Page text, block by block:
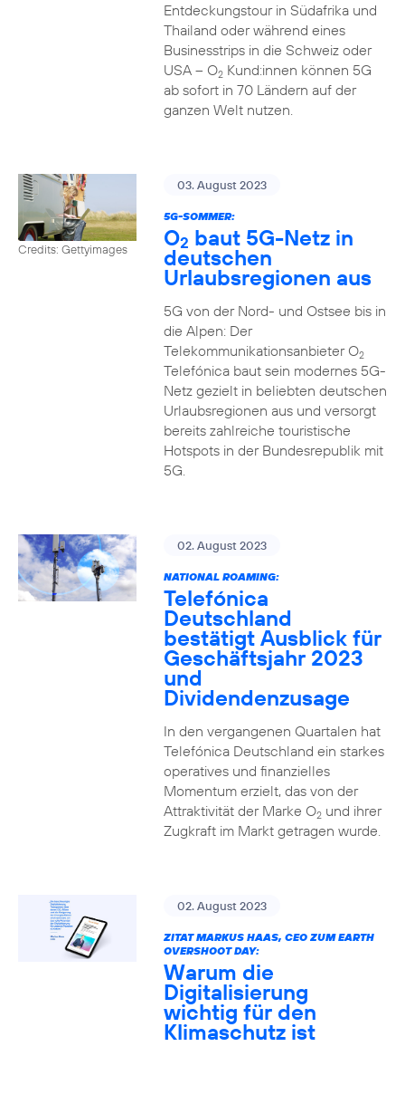
Entdeckungstour in Südafrika und
Thailand oder während eines
Businesstrips in die Schweiz oder
USA – O2Kund:innen können 5G
ab sofort in 70 Ländern auf der
ganzen Welt nutzen.
Credits: Gettyimages
03. August 2023
5G-SOMMER:
O2 baut 5G-Netz in
deutschen
Urlaubsregionen aus
5G von der Nord- und Ostsee bis in
die Alpen: Der
Telekommunikationsanbieter O2
Telefónica baut sein modernes 5G-
Netz gezielt in beliebten deutschen
Urlaubsregionen aus und versorgt
bereits zahlreiche touristische
Hotspots in der Bundesrepublik mit
5G.
02. August 2023
NATIONAL ROAMING:
Telefónica
Deutschland
bestätigt Ausblick für
Geschäftsjahr 2023
und
Dividendenzusage
In den vergangenen Quartalen hat
Telefónica Deutschland ein starkes
operatives und finanzielles
Momentum erzielt, das von der
Attraktivität der Marke O2und ihrer
Zugkraft im Markt getragen wurde.
02. August 2023
ZITAT MARKUS HAAS, CEO ZUM EARTH
OVERSHOOT DAY:
Warum die
Digitalisierung
wichtig für den
Klimaschutz ist